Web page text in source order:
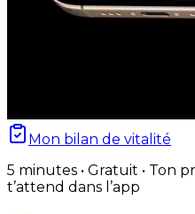
Mon bilan de vitalité
5 minutes • Gratuit • Ton
t’attend dans l’app